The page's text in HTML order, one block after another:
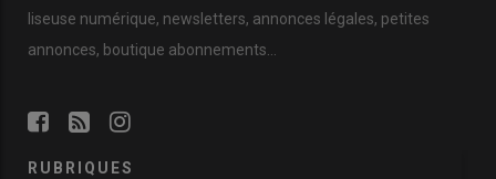
liseuse numérique, newsletters, annonces légales, petites
annonces, boutique abonnements…
RUBRIQUES